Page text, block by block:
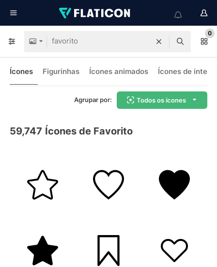
0
Ícones Figurinhas Ícones animados Ícones de
Agrupar por: Todos os ícones
59,747 Ícones de Favorito